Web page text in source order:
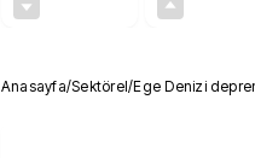
Anasayfa/Sektörel/Ege Denizi